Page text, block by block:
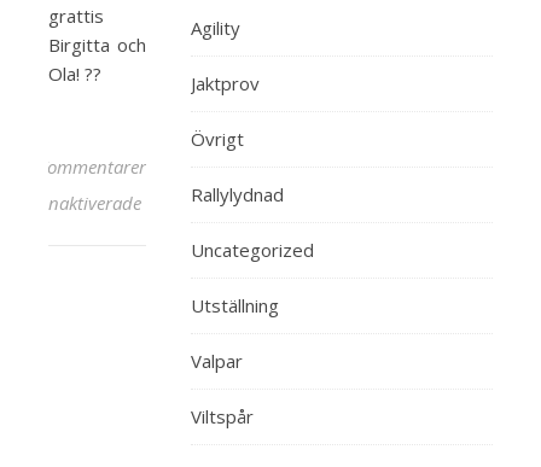
grattis
Birgitta och
Ola! ??
Kommentarer
inaktiveradeför Red Creeks Pluto ”Wille” godkänd anlagsklass
Agility
Jaktprov
Övrigt
Rallylydnad
Uncategorized
Utställning
Valpar
Viltspår